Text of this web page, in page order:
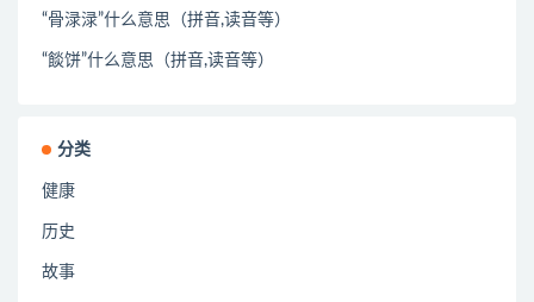
“骨渌渌”什么意思（拼音,读音等）
“餤饼”什么意思（拼音,读音等）
分类
健康
历史
故事